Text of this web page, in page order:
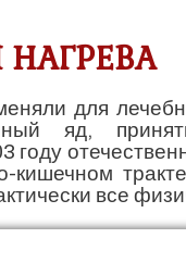
для
яд,
все